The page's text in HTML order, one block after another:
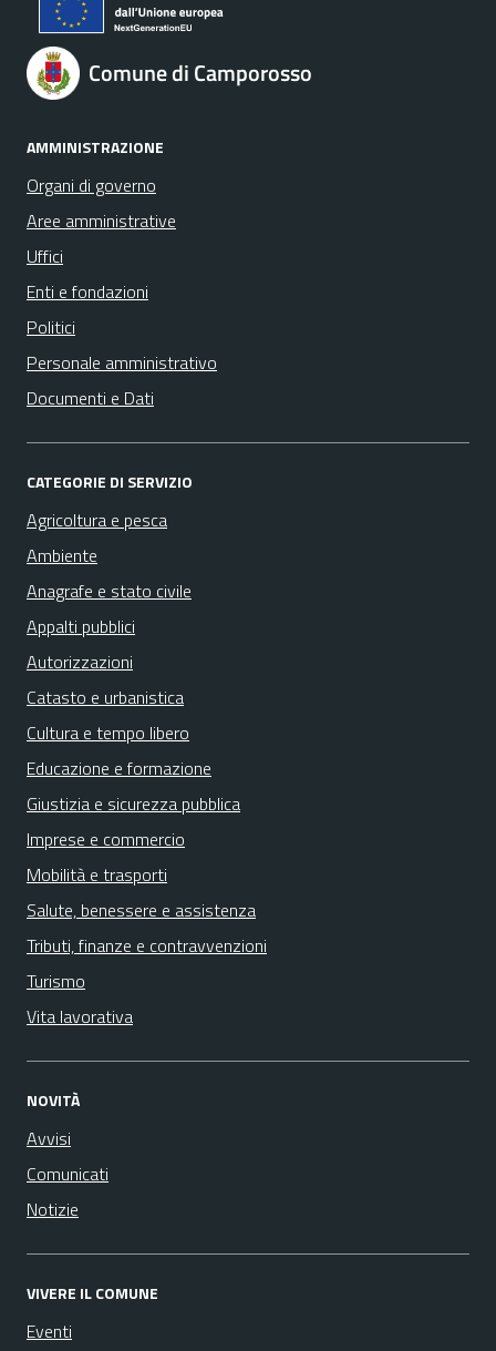
Comune di Camporosso
AMMINISTRAZIONE
Organi di governo
Aree amministrative
Uffici
Enti e fondazioni
Politici
Personale amministrativo
Documenti e Dati
CATEGORIE DI SERVIZIO
Agricoltura e pesca
Ambiente
Anagrafe e stato civile
Appalti pubblici
Autorizzazioni
Catasto e urbanistica
Cultura e tempo libero
Educazione e formazione
Giustizia e sicurezza pubblica
Imprese e commercio
Mobilità e trasporti
Salute, benessere e assistenza
Tributi, finanze e contravvenzioni
Turismo
Vita lavorativa
NOVITÀ
Avvisi
Comunicati
Notizie
VIVERE IL COMUNE
Eventi